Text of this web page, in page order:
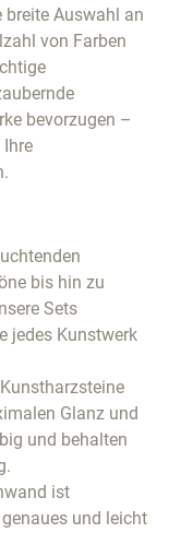
breite Auswahl an
von Farben
bevorzugen –
bis hin zu
Sets
jedes Kunstwerk
Glanz und
und behalten
ist
und leicht